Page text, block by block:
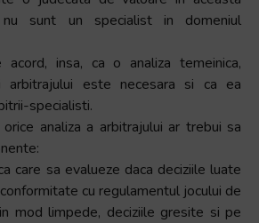
nu sunt un specialist in domeniul
insa, ca o analiza temeinica,
arbitrajului este necesara si ca ea
specialisti.
analiza a arbitrajului ar trebui sa
care sa evalueze daca deciziile luate
cu regulamentul jocului de
mod limpede, deciziile gresite si pe